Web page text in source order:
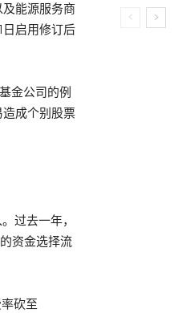
能源服务商
启用修订后
金公司的例
成个别股票
过去一年，
资金选择流
砍至